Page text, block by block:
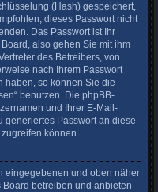
(Hash) gespeichert,
dieses Passwort nicht
Das Passwort ist Ihr
also gehen Sie mit ihm
des Betreibers, von
nach Ihrem Passwort
haben, so können Sie die
benutzen. Die phpBB-
und Ihrer E-Mail-
generiertes Passwort an diese
können.
eingegebenen und oben näher
betreiben und anbieten